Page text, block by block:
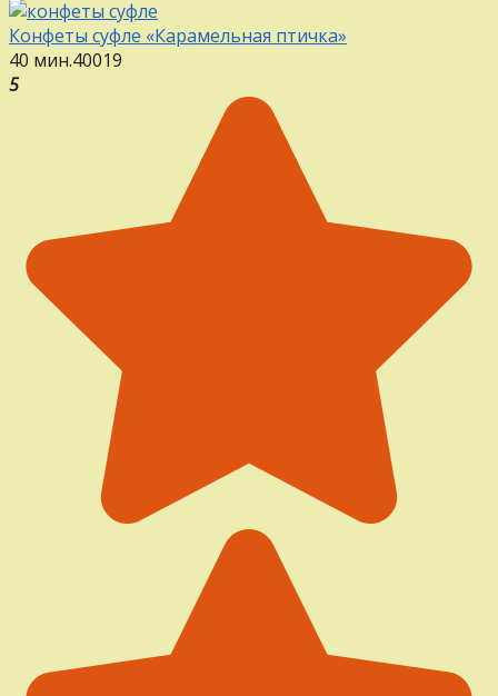
Конфеты суфле «Карамельная птичка»
40 мин.40019
5